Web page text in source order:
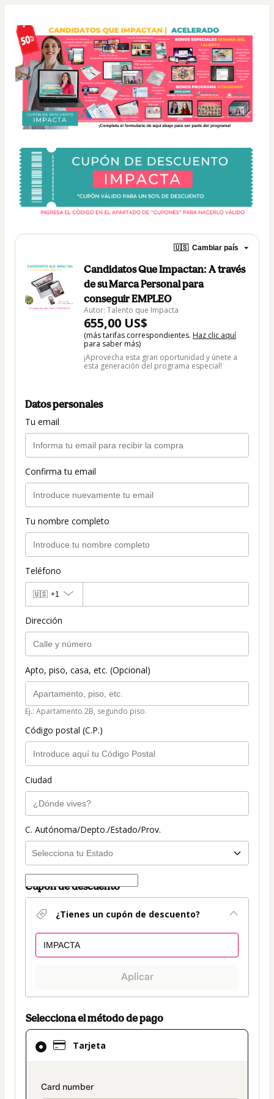
🇺🇸 Cambiar país
Candidatos Que Impactan: A través
de su Marca Personal para
conseguir EMPLEO
Autor: Talento que Impacta
655,00 US$
(más tarifas correspondientes. Haz clic aquí
para saber más)
¡Aprovecha esta gran oportunidad y únete a
esta generación del programa especial!
Datos personales
Tu email
Confirma tu email
Tu nombre completo
Teléfono
🇺🇸 +1
Dirección
Apto, piso, casa, etc. (Opcional)
Ej.: Apartamento 2B, segundo piso.
Código postal (C.P.)
Ciudad
C. Autónoma/Depto./Estado/Prov.
Cupón de descuento
¿Tienes un cupón de descuento?
Aplicar
Selecciona el método de pago
Tarjeta
payment_data.section_title_v2
El
método
seleccionado